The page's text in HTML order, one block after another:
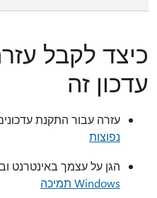
כיצד לקבל
עדכון זה
עזרה עבור התקנת
נפוצות
הגן על עצמך באינטרנט
Windows תמיכה